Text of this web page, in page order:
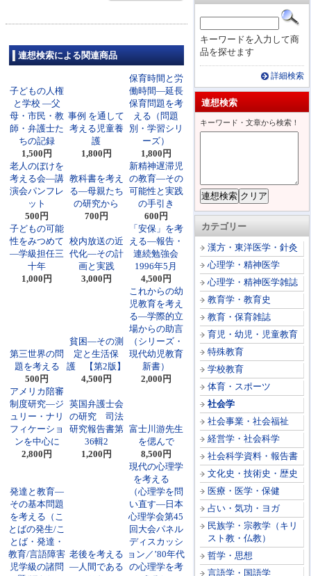
キーワードを入力して商
品を探せます
詳細検索
連想検索
キーワード・文章から検索！
カテゴリー
漢方・東洋医学・針灸
心理学・精神医学
心理学・精神医学雑誌
教育学・教育史
教育・保育雑誌
育児・幼児・児童教育
特殊教育
学校教育
体育・スポーツ
社会学
社会事業・社会福祉
経営学・社会科学
社会科学資料・報告書
文化史・技術史・歴史
医療・医学・保健
占い・気功・ヨガ
民族学・宗教学（キリ
スト教・仏教）
哲学・思想
言語学・国語学
連想検索による関連商品
子どもの人権
と学校 ―父
母・市民・教
師・弁護士た
ちの記録
1,500円
事例 を通して
考える児童養
護
1,800円
保育時間と労
働時間―延長
保育問題を考
える（問題
別・学習シリ
ーズ）
1,800円
老人のぼけを
考える会―講
演会パンフレ
ット
500円
教科書を考え
る―母親たち
の研究から
700円
新精神遅滞児
の教育―その
可能性と実践
の手引き
600円
子どもの可能
性をみつめて
―学級担任三
十年
1,000円
校内放送の近
代化―その計
画と実践
3,000円
「安保」を考
える―報告・
連続勉強会
1996年5月
4,500円
第三世界の問
題を考える
500円
貧困―その測
定と生活保
護 【第2版】
4,500円
これからの幼
児教育を考え
る―学際的立
場からの助言
（シリーズ・
現代幼児教育
新書）
2,000円
アメリカ陪審
制度研究―ジ
ュリー・ナリ
フィケーショ
ンを中心に
2,800円
英国弁護士会
の研究 司法
研究報告書第
36輯2
1,200円
富士川游先生
を偲んで
8,500円
発達と教育―
その基本問題
を考える（こ
とばの発生/こ
とば・発達・
教育/言語障害
児学級の諸問
老後を考える
―人間である
現代の心理学
を考える
（心理学を問
い直す―日本
心理学会第45
回大会パネル
ディスカッシ
ョン／’80年代
の心理学を考